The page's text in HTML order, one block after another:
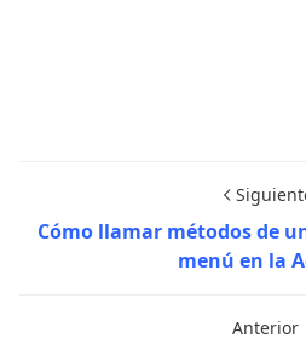
Cómo llamar métodos de
menú en la
Anterior